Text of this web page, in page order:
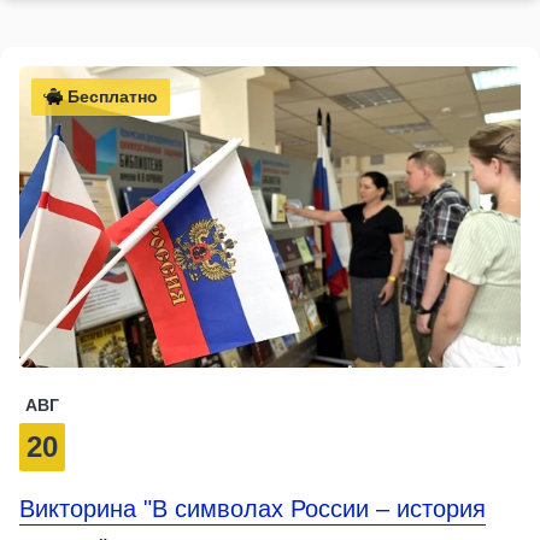
Бесплатно
АВГ
20
Викторина "В символах России – история